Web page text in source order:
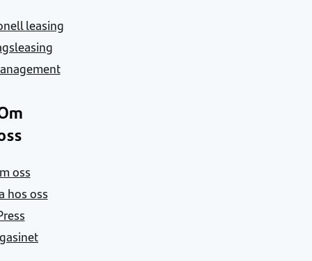
leasing
oss
hos oss